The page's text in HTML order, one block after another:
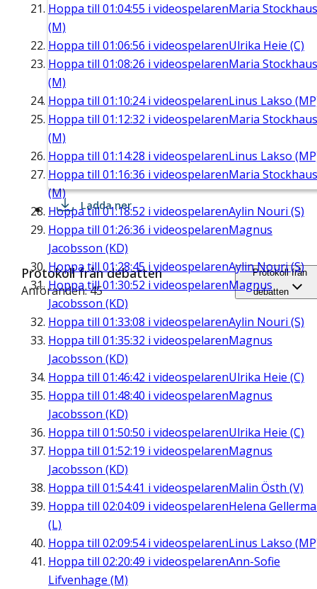
Hoppa till 01:04:55 i videospelarenMaria Stockhaus
(M)
Hoppa till 01:06:56 i videospelarenUlrika Heie (C)
Hoppa till 01:08:26 i videospelarenMaria Stockhaus
(M)
Hoppa till 01:10:24i videospelarenLinus Lakso
Hoppa till 01:12:32 i videospelarenMaria Stockhaus
(M)
Hoppa till 01:14:28 i videospelarenLinus Lakso
Hoppa till 01:16:36 i videospelarenMaria Stockhaus
(M)
Hoppa till01:18:52 i videospelarenAylin Nouri (S)
Hoppa till 01:26:36 i videospelarenMagnus
Jacobsson (KD)
Hoppa till 01:28:45 i videospelarenAylin Nouri (S)
Hoppa till01:30:52 i videospelarenMagnus
Jacobsson (KD)
Hoppa till 01:33:08 i videospelarenAylin Nouri (S)
Hoppa till 01:35:32 i videospelarenMagnus
Jacobsson (KD)
Hoppa till 01:46:42 i videospelarenUlrika Heie (C)
Hoppa till 01:48:40 i videospelarenMagnus
Jacobsson (KD)
Hoppa till 01:50:50 i videospelarenUlrika Heie (C)
Hoppa till 01:52:19 i videospelarenMagnus
Jacobsson (KD)
Hoppa till 01:54:41 i videospelarenMalin Östh (V)
Hoppa till 02:04:09 i videospelarenHelena
(L)
Hoppa till 02:09:54i videospelarenLinus Lakso
Hoppa till 02:20:49 i videospelarenAnn-Sofie
Lifvenhage (M)
Ladda ner
Protokoll från debatten
Anföranden: 45
Protokoll från
debatten